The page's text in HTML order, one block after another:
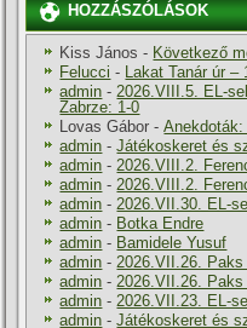
HOZZÁSZÓLÁSOK
Kiss János - Következő
Felucci - Lakat Tanár úr –
admin -2026.VIII.5. EL-
Zabrze: 1-0
Lovas Gábor -
admin -Játékoskeret és
admin -2026.VIII.2.
admin -2026.VIII.2.
admin -2026.VII.30. EL-
admin - Botka Endre
admin - Bamidele Yusuf
admin -2026.VII.26.
admin -2026.VII.26.
admin -2026.VII.23. EL-
admin -Játékoskeret és